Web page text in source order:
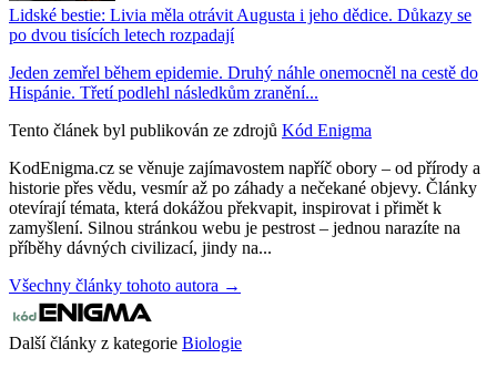
Lidské bestie: Livia měla otrávit Augusta i jeho dědice. Důkazy se
po dvou tisících letech rozpadají
Jeden zemřel během epidemie. Druhý náhle onemocněl na cestě do
Hispánie. Třetí podlehl následkům zranění...
Tento článek byl publikován ze zdrojů Kód Enigma
KodEnigma.cz se věnuje zajímavostem napříč obory – od přírody a
historie přes vědu, vesmír až po záhady a nečekané objevy. Články
otevírají témata, která dokážou překvapit, inspirovat i přimět k
zamyšlení. Silnou stránkou webu je pestrost – jednou narazíte na
příběhy dávných civilizací, jindy na...
Všechny články tohoto autora →
Další články z kategorie Biologie